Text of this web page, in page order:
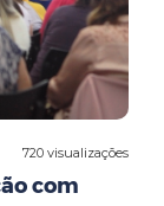
720 visualizações
com